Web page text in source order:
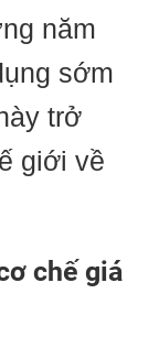
năm
sớm
trở
giới về
chế giá